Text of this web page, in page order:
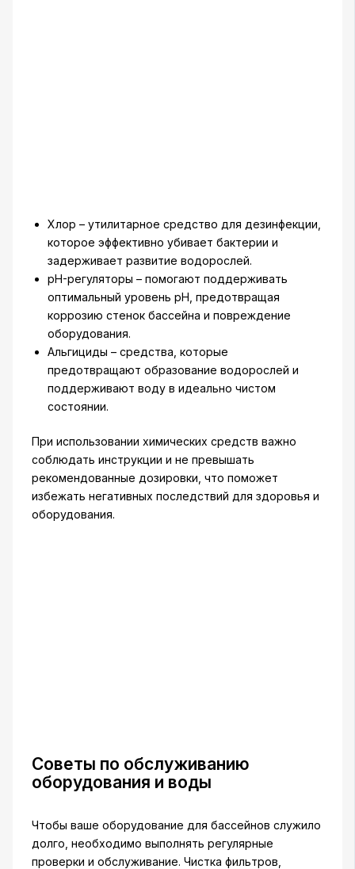
Хлор – утилитарное средство для дезинфекции,
которое эффективно убивает бактерии и
задерживает развитие водорослей.
pH-регуляторы – помогают поддерживать
оптимальный уровень pH, предотвращая
коррозию стенок бассейна и повреждение
оборудования.
Альгициды – средства, которые
предотвращают образование водорослей и
поддерживают воду в идеально чистом
состоянии.
При использовании химических средств важно
соблюдать инструкции и не превышать
рекомендованные дозировки, что поможет
избежать негативных последствий для здоровья и
оборудования.
Советы по обслуживанию
оборудования и воды
Чтобы ваше оборудование для бассейнов служило
долго, необходимо выполнять регулярные
проверки и обслуживание. Чистка фильтров,